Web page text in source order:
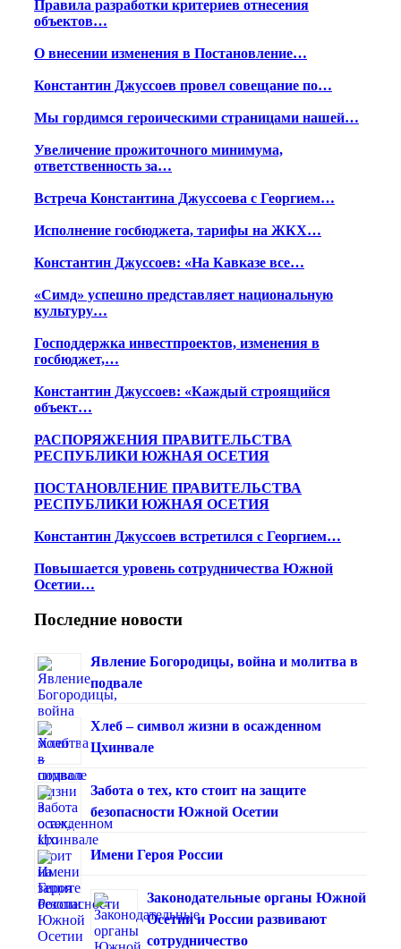
Правила разработки критериев отнесения
объектов…
О внесении изменения в Постановление…
Константин Джуссоев провел совещание по…
Мы гордимся героическими страницами нашей…
Увеличение прожиточного минимума,
ответственность за…
Встреча Константина Джуссоева с Георгием…
Исполнение госбюджета, тарифы на ЖКХ…
Константин Джуссоев: «На Кавказе все…
«Симд» успешно представляет национальную
культуру…
Господдержка инвестпроектов, изменения в
госбюджет,…
Константин Джуссоев: «Каждый строящийся
объект…
РАСПОРЯЖЕНИЯ ПРАВИТЕЛЬСТВА
РЕСПУБЛИКИ ЮЖНАЯ ОСЕТИЯ
ПОСТАНОВЛЕНИЕ ПРАВИТЕЛЬСТВА
РЕСПУБЛИКИ ЮЖНАЯ ОСЕТИЯ
Константин Джуссоев встретился с Георгием…
Повышается уровень сотрудничества Южной
Осетии…
Последние новости
Явление Богородицы, война и молитва в
подвале
Хлеб – символ жизни в осажденном
Цхинвале
Забота о тех, кто стоит на защите
безопасности Южной Осетии
Имени Героя России
Законодательные органы Южной
Осетии и России развивают
сотрудничество